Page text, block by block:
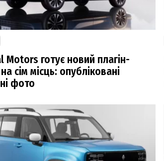
Motors готує новий плагін-
сім місць: опубліковані
фото